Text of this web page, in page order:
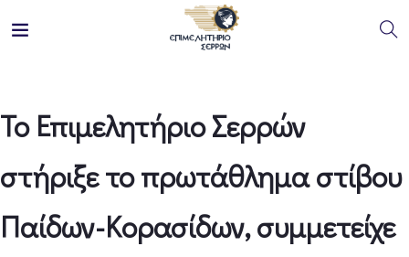
Το Επιμελητήριο Σερρών
στήριξε το πρωτάθλημα στίβου
Παίδων-Κορασίδων, συμμετείχε